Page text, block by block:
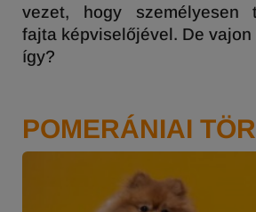
vezet, hogy személyesen
fajta képviselőjével. De
így?
POMERÁNIAI